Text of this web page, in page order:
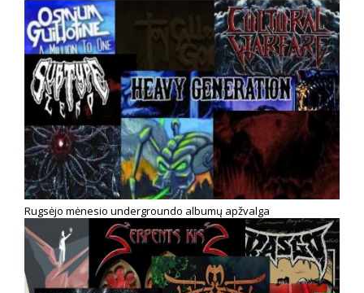
Rugsėjo mėnesio undergroundo albumų apžvalga